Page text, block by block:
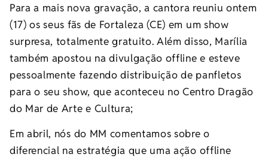
Para a mais nova gravação, a cantora reuniu ontem
(17) os seus fãs de Fortaleza (CE) em um show
surpresa, totalmente gratuito. Além disso, Marília
também apostou na divulgação offline e esteve
pessoalmente fazendo distribuição de panfletos
para o seu show, que aconteceu no Centro Dragão
do Mar de Arte e Cultura;
Em abril, nós do MM comentamos sobre o
diferencial na estratégia que uma ação offline